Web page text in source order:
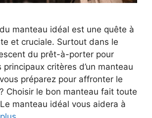
manteau idéal est une quête à
et cruciale. Surtout dans le
du prêt-à-porter pour
critères d’un manteau
préparez pour affronter le
Choisir le bon manteau fait toute
manteau idéal vous aidera à